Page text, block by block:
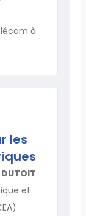
à
les
et